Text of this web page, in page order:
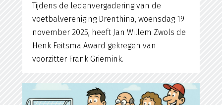
Tijdens de ledenvergadering van de
voetbalvereniging Drenthina, woensdag 19
november 2025, heeft Jan Willem Zwols de
Henk Feitsma Award gekregen van
voorzitter Frank Griemink.